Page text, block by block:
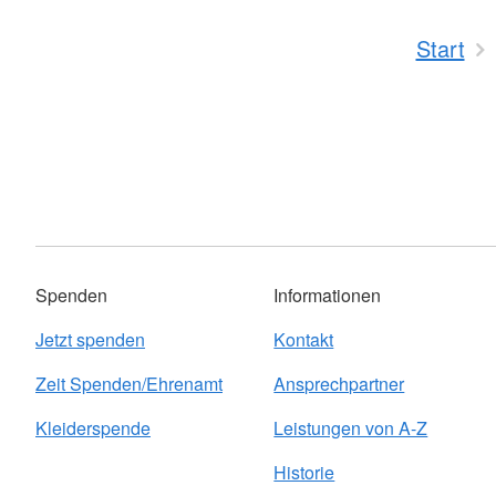
Start
Spenden
Jetzt spenden
Zeit Spenden/Ehrenamt
Kleiderspende
Informationen
Kontakt
Ansprechpartner
Leistungen von A-Z
Historie